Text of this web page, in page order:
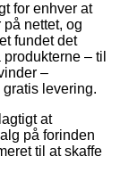
for enhver at
nettet, og
fundet det
– til
–
levering.
at
på forinden
til at skaffe